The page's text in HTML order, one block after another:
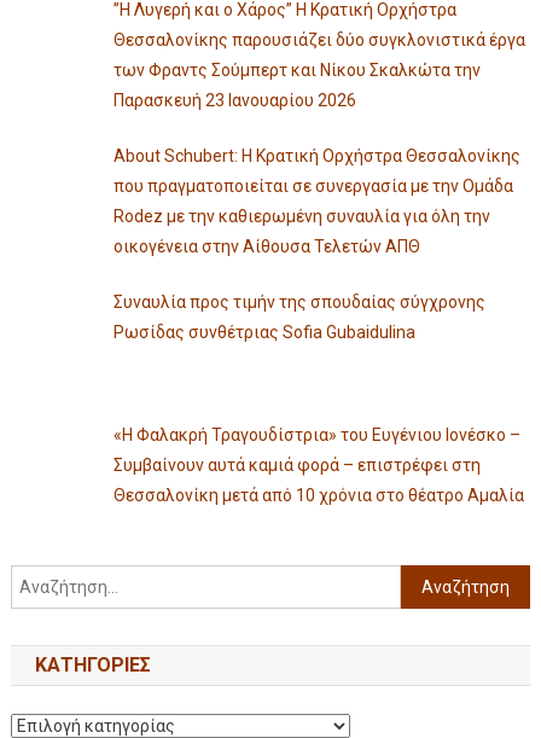
”Η Λυγερή και ο Χάρος” Η Κρατική Ορχήστρα
Θεσσαλονίκης παρουσιάζει δύο συγκλονιστικά έργα
των Φραντς Σούμπερτ και Νίκου Σκαλκώτα την
Παρασκευή 23 Ιανουαρίου 2026
About Schubert: Η Κρατική Ορχήστρα Θεσσαλονίκης
που πραγματοποιείται σε συνεργασία με την Ομάδα
Rodez με την καθιερωμένη συναυλία για όλη την
οικογένεια στην Αίθουσα Τελετών ΑΠΘ
Συναυλία προς τιμήν της σπουδαίας σύγχρονης
Ρωσίδας συνθέτριας Sofia Gubaidulina
«Η Φαλακρή Τραγουδίστρια» του Ευγένιου Ιονέσκο –
Συμβαίνουν αυτά καμιά φορά – επιστρέφει στη
Θεσσαλονίκη μετά από 10 χρόνια στο θέατρο Αμαλία
KΑΤΗΓΟΡΊΕΣ